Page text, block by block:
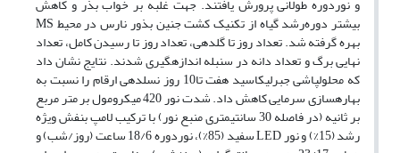
و نوردوره ‌طولانی پرورش یافتند. جهت غلبه بر خواب بذر و کاهش
بیشتر دوره‌رشد گیاه ‌از تکنیک کشت جنین بذور نارس در محیط MS
بهره ‌گرفته شد. تعداد روز تا گلدهی، تعداد روز تا رسیدن کامل، تعداد
نهایی برگ و تعداد دانه در سنبله اندازه­گیری شدند. نتایج نشان داد
که محلول­پاشی جبرلیک­اسید هفت تا10 روز نسل­دهی ارقام را نسبت به
بهاره­سازی سرمایی کاهش داد. شدت نور 420 میکرومول بر متر مربع
بر ثانیه (در فاصله 30 سانتیمتری منبع نور) با ترکیب لامپ بنفش ویژه
‌رشد (15%) و نور LED سفید (85%)، نوردوره 18/6 ساعت (روز/شب) و